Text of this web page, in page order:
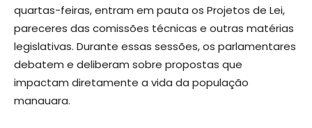
quartas-feiras, entram em pauta os Projetos de Lei,
pareceres das comissões técnicas e outras matérias
legislativas. Durante essas sessões, os parlamentares
debatem e deliberam sobre propostas que
impactam diretamente a vida da população
manauara.